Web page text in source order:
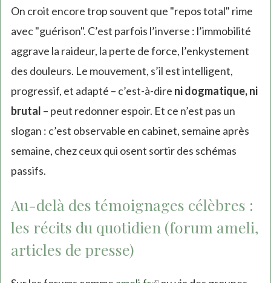
On croit encore trop souvent que "repos total" rime
avec "guérison". C’est parfois l’inverse : l’immobilité
aggrave la raideur, la perte de force, l’enkystement
des douleurs. Le mouvement, s’il est intelligent,
progressif, et adapté – c’est-à-dire ni dogmatique, ni
brutal – peut redonner espoir. Et ce n’est pas un
slogan : c’est observable en cabinet, semaine après
semaine, chez ceux qui osent sortir des schémas
passifs.
Au-delà des témoignages célèbres :
les récits du quotidien (forum ameli,
articles de presse)